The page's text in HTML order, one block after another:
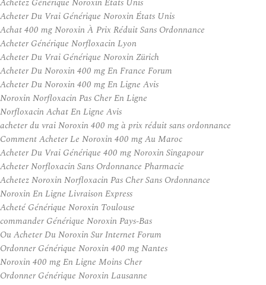
Acheter Du Vrai Générique Noroxin États Unis
Achat 400 mg Noroxin À Prix Réduit Sans Ordonnance
Acheter Générique Norfloxacin Lyon
Acheter Du Vrai Générique Noroxin Zürich
Acheter Du Noroxin 400 mg En France Forum
Acheter Du Noroxin 400 mg En Ligne Avis
Noroxin Norfloxacin Pas Cher En Ligne
Norfloxacin Achat En Ligne Avis
acheter du vrai Noroxin 400 mg à prix réduit sans ordonnance
Comment Acheter Le Noroxin 400 mg Au Maroc
Acheter Du Vrai Générique 400 mg Noroxin Singapour
Acheter Norfloxacin Sans Ordonnance Pharmacie
Achetez Noroxin Norfloxacin Pas Cher Sans Ordonnance
Noroxin En Ligne Livraison Express
Acheté Générique Noroxin Toulouse
commander Générique Noroxin Pays-Bas
Ou Acheter Du Noroxin Sur Internet Forum
Ordonner Générique Noroxin 400 mg Nantes
Noroxin 400 mg En Ligne Moins Cher
Ordonner Générique Noroxin Lausanne